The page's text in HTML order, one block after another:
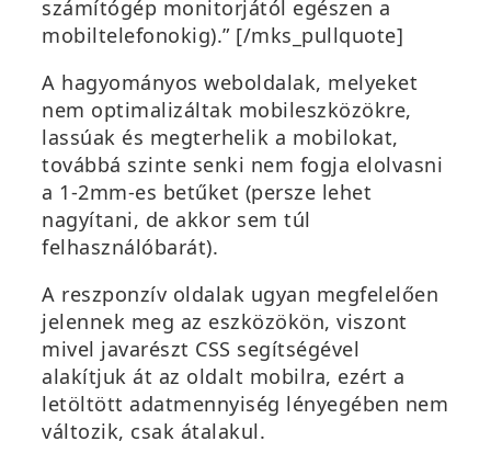
számítógép monitorjától egészen a
mobiltelefonokig).” [/mks_pullquote]
A hagyományos weboldalak, melyeket
nem optimalizáltak mobileszközökre,
lassúak és megterhelik a mobilokat,
továbbá szinte senki nem fogja elolvasni
a 1-2mm-es betűket (persze lehet
nagyítani, de akkor sem túl
felhasználóbarát).
A reszponzív oldalak ugyan megfelelően
jelennek meg az eszközökön, viszont
mivel javarészt CSS segítségével
alakítjuk át az oldalt mobilra, ezért a
letöltött adatmennyiség lényegében nem
változik, csak átalakul.